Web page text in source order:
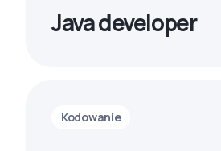
Java developer
Kodowanie